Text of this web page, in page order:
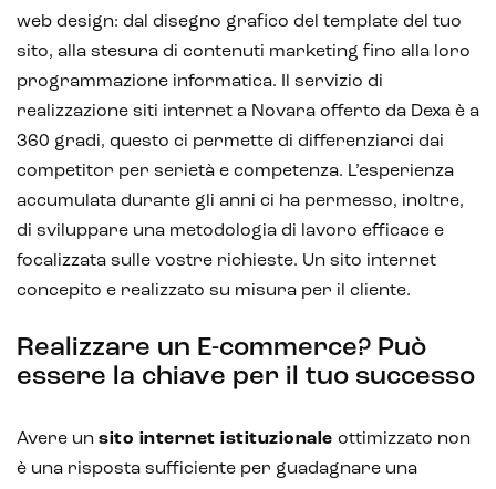
web design: dal disegno grafico del template del tuo
sito, alla stesura di contenuti marketing fino alla loro
programmazione informatica. Il servizio di
realizzazione siti internet a Novara offerto da Dexa è a
360 gradi, questo ci permette di differenziarci dai
competitor per serietà e competenza. L’esperienza
accumulata durante gli anni ci ha permesso, inoltre,
di sviluppare una metodologia di lavoro efficace e
focalizzata sulle vostre richieste. Un sito internet
concepito e realizzato su misura per il cliente.
Realizzare un E-commerce? Può
essere la chiave per il tuo successo
Avere un sito internet istituzionale ottimizzato non
è una risposta sufficiente per guadagnare una